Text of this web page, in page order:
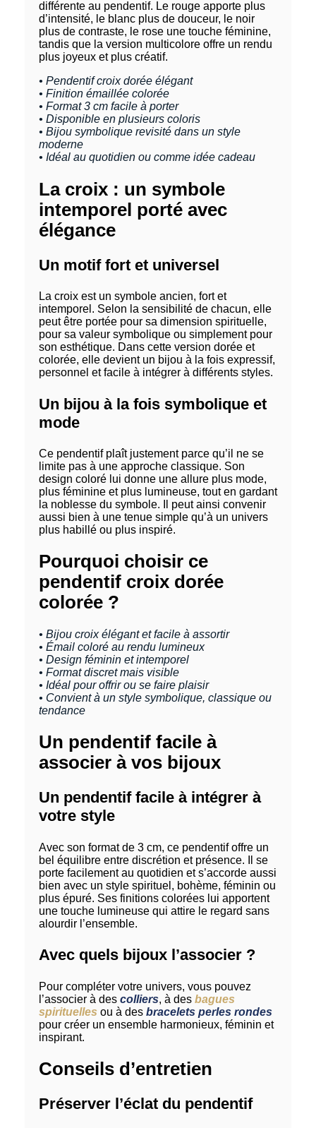
différente au pendentif. Le rouge apporte plus
d’intensité, le blanc plus de douceur, le noir
plus de contraste, le rose une touche féminine,
tandis que la version multicolore offre un rendu
plus joyeux et plus créatif.
• Pendentif croix dorée élégant
• Finition émaillée colorée
• Format 3 cm facile à porter
• Disponible en plusieurs coloris
• Bijou symbolique revisité dans un style
moderne
• Idéal au quotidien ou comme idée cadeau
La croix : un symbole
intemporel porté avec
élégance
Un motif fort et universel
La croix est un symbole ancien, fort et
intemporel. Selon la sensibilité de chacun, elle
peut être portée pour sa dimension spirituelle,
pour sa valeur symbolique ou simplement pour
son esthétique. Dans cette version dorée et
colorée, elle devient un bijou à la fois expressif,
personnel et facile à intégrer à différents styles.
Un bijou à la fois symbolique et
mode
Ce pendentif plaît justement parce qu’il ne se
limite pas à une approche classique. Son
design coloré lui donne une allure plus mode,
plus féminine et plus lumineuse, tout en gardant
la noblesse du symbole. Il peut ainsi convenir
aussi bien à une tenue simple qu’à un univers
plus habillé ou plus inspiré.
Pourquoi choisir ce
pendentif croix dorée
colorée ?
• Bijou croix élégant et facile à assortir
• Émail coloré au rendu lumineux
• Design féminin et intemporel
• Format discret mais visible
• Idéal pour offrir ou se faire plaisir
• Convient à un style symbolique, classique ou
tendance
Un pendentif facile à
associer à vos bijoux
Un pendentif facile à intégrer à
votre style
Avec son format de 3 cm, ce pendentif offre un
bel équilibre entre discrétion et présence. Il se
porte facilement au quotidien et s’accorde aussi
bien avec un style spirituel, bohème, féminin ou
plus épuré. Ses finitions colorées lui apportent
une touche lumineuse qui attire le regard sans
alourdir l’ensemble.
Avec quels bijoux l’associer ?
Pour compléter votre univers, vous pouvez
l’associer à des colliers, à des bagues
spirituelles ou à des bracelets perles rondes
pour créer un ensemble harmonieux, féminin et
inspirant.
Conseils d’entretien
Préserver l’éclat du pendentif